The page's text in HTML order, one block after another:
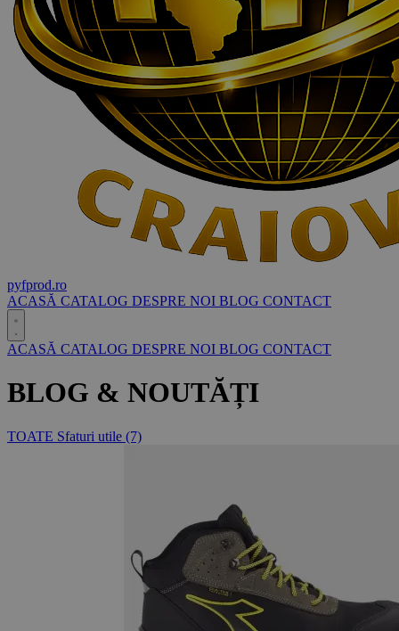
pyfprod.ro
ACASĂ CATALOG DESPRE NOI BLOG CONTACT
ACASĂ CATALOG DESPRE NOI BLOG CONTACT
BLOG & NOUTĂȚI
TOATE Sfaturi utile (7)